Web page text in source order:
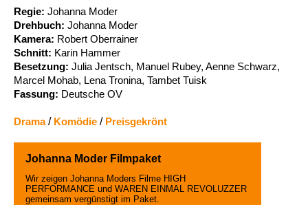
Regie: Johanna Moder
Drehbuch: Johanna Moder
Kamera: Robert Oberrainer
Schnitt: Karin Hammer
Besetzung: Julia Jentsch, Manuel Rubey, Aenne Schwarz,
Marcel Mohab, Lena Tronina, Tambet Tuisk
Fassung: Deutsche OV
Drama/ Komödie / Preisgekrönt
Johanna Moder Filmpaket
Wir zeigen Johanna Moders Filme HIGH
PERFORMANCE und WAREN EINMAL REVOLUZZER
gemeinsam vergünstigt im Paket.